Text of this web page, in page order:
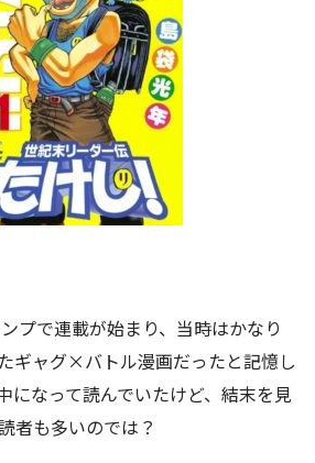
プで連載が始まり、当時はかなり
ギャグ×バトル漫画だったと記憶し
になって読んでいたけど、結末を見
者も多いのでは？